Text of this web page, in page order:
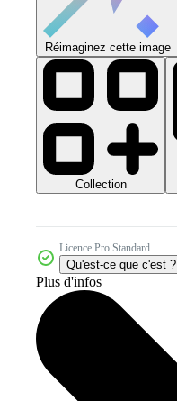
Réimaginez cette image
Collection
Licence Pro Standard
Qu'est-ce que c'est ?
Plus d'infos